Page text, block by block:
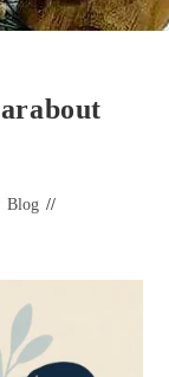
Blog